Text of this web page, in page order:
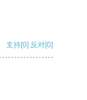
支持[0] 反对[0]